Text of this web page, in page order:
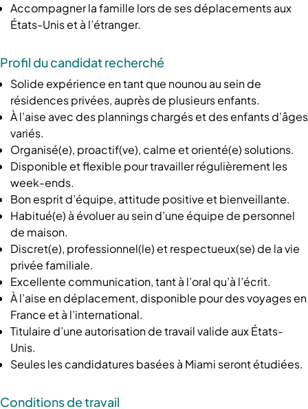
Accompagner la famille lors de ses déplacements aux
États-Unis et à l’étranger.
Profil du candidat recherché
Solide expérience en tant que nounou au sein de
résidences privées, auprès de plusieurs enfants.
À l’aise avec des plannings chargés et des enfants d’âges
variés.
Organisé(e), proactif(ve), calme et orienté(e) solutions.
Disponible et flexible pour travailler régulièrement les
week-ends.
Bon esprit d’équipe, attitude positive et bienveillante.
Habitué(e) à évoluer au sein d’une équipe de personnel
de maison.
Discret(e), professionnel(le) et respectueux(se) de la vie
privée familiale.
Excellente communication, tant à l’oral qu’à l’écrit.
À l’aise en déplacement, disponible pour des voyages en
France et à l’international.
Titulaire d’une autorisation de travail valide aux États-
Unis.
Seules les candidatures basées à Miami seront étudiées.
Conditions de travail